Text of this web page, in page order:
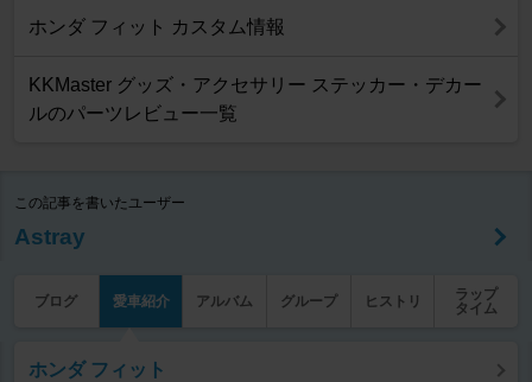
ホンダ フィット カスタム情報
KKMaster グッズ・アクセサリー ステッカー・デカー
ルのパーツレビュー一覧
この記事を書いたユーザー
Astray
ブログ 愛車紹介 アルバム グループ ヒストリ
ラップ
タイム
ホンダ フィット